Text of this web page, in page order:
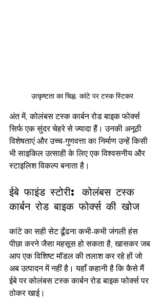
उत्कृष्टता का चिह्न: कांटे पर टस्क स्टिकर
अंत में, कोलंबस टस्क कार्बन रोड बाइक फोर्क्स
सिर्फ एक सुंदर चेहरे से ज्यादा हैं। उनकी अनूठी
विशेषताएं और उच्च-गुणवत्ता का निर्माण उन्हें किसी
भी साइकिल उत्साही के लिए एक विश्वसनीय और
स्टाइलिश विकल्प बनाता है।
ईबे फाइंड स्टोरी: कोलंबस टस्क
कार्बन रोड बाइक फोर्क्स की खोज
कांटे का सही सेट ढूँढना कभी-कभी जंगली हंस
पीछा करने जैसा महसूस हो सकता है, खासकर जब
आप एक विशिष्ट मॉडल की तलाश कर रहे हों जो
अब उत्पादन में नहीं है। यहाँ कहानी है कि कैसे मैं
ईबे पर कोलंबस टस्क कार्बन रोड बाइक फोर्क्स पर
ठोकर खाई।